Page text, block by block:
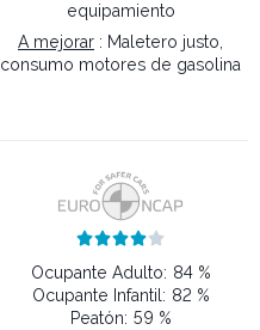
equipamiento
A mejorar : Maletero justo,
consumo motores de gasolina

Ocupante Adulto: 84 %
Ocupante Infantil: 82 %
Peatón: 59 %